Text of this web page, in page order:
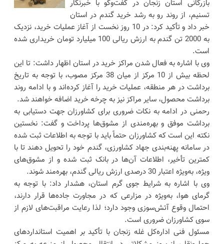
بازرگانی استان زنجان در گفت‌وگو با خبرنگار
تسنیم، از روند رو به رشد خرید گندم در استان
خبر داد و تأکید کرد: در 10 روز نخست از آغاز عملیات خرید، نزدیک
به 2000 تن گندم به ارزش ریالی 100 میلیارد تومان خریداری شده
است.
وی با اشاره به فعال شدن مراکز خرید در استان اظهار داشت: تا این
لحظه بیش از 10 مرکز از میان 38 مرکز مصوب، با توجه به تاریخ
برداشت در هر منطقه، عملیات خرید را آغاز کرده‌اند و با ادامه روند
برداشت محصول، سایر مراکز نیز به چرخه خرید اضافه خواهند شد.
رحمنی در ادامه به نکات ضروری برای کشاورزان جهت دستیابی به
برداشت موفق و بهره‌مندی از مشوق‌ها پرداخت و گفت: نخستین
نکته این است که کشاورزان حتماً باید با توجه به اطلاعات ثبت شده
در سامانه پهنه‌بندی جهاد کشاورزی، گندم خود را تحویل دهند تا با
کمترین تأخیر، اطلاعات آن‌ها در بانک ثبت شده و از مشوق‌های
ویژه، به‌ویژه اعتبار 30 درصدی ارزش ریالی گندم، بهره‌مند شوند.
وی با اشاره به شرایط جوی گرم استان، هشدار داد: با توجه به
گرمای هوا، به‌ویژه در مزارعی که در مجاورت جاده‌ها قرار دارند،
احتمال وقوع آتش‌سوزی وجود دارد؛ لذا رعایت مراقبت‌های لازم از
سوی کشاورزان ضروری است.
مسئول فنی اداره‌کل غله زنجان با تأکید بر اهمیت استانداردهای